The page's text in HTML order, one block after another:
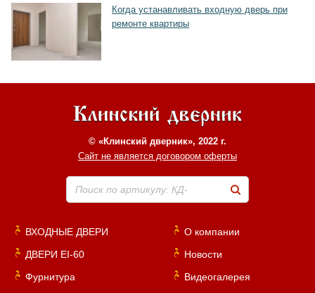
Когда устанавливать входную дверь при
ремонте квартиры
© «Клинский дверник», 2022 г.
Сайт не является договором оферты
Поиск по артикулу: КД-
ВХОДНЫЕ ДВЕРИ
ДВЕРИ EI-60
Фурнитура
О компании
Новости
Видеогалерея